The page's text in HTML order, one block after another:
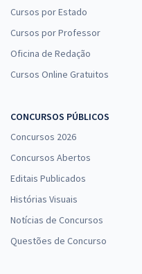
Cursos por Estado
Cursos por Professor
Oficina de Redação
Cursos Online Gratuitos
CONCURSOS PÚBLICOS
Concursos 2026
Concursos Abertos
Editais Publicados
Histórias Visuais
Notícias de Concursos
Questões de Concurso